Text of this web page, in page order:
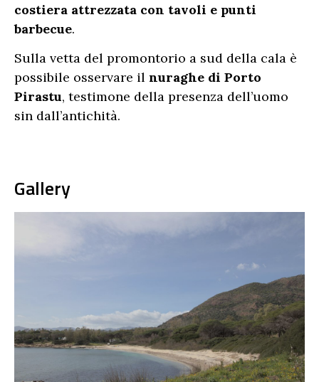
costiera attrezzata con tavoli e punti
barbecue.
Sulla vetta del promontorio a sud della cala è
possibile osservare il nuraghe di Porto
Pirastu, testimone della presenza dell’uomo
sin dall’antichità.
Gallery